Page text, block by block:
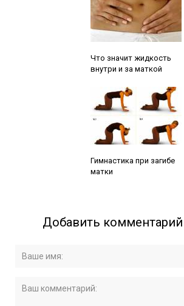
Что значит жидкость
внутри и за маткой
Гимнастика при загибе
матки
Добавить комментарий